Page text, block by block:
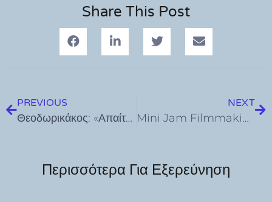
Share This Post
PREVIOUS
Θεοδωρικάκος: «Απαίτηση της κοινωνίας και της πολιτείας να βρεθούν όλοι οι ένοχοι». Είμαστε όλοι συγκλονισμένοι και η αστυνομία κάνει σωστά τη δουλειά της
NEXT
Mini Jam Filmmaking. Νέος online εκπαιδευτικός διαγωνισμός δημιουργίας βίντεο για νέους/ες 12-18 ετών από το UTech Lab του Ιδρύματος Ευγενίδου
Περισσότερα Για Εξερεύνηση